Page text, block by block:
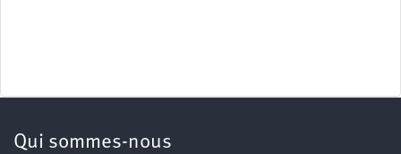
Qui sommes-nous